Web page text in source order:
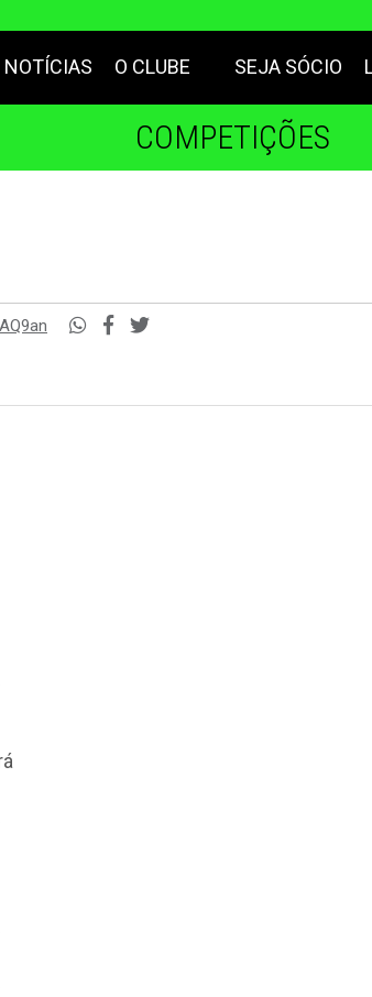
NOTÍCIAS O CLUBE SEJA SÓCIO
COMPETIÇÕES